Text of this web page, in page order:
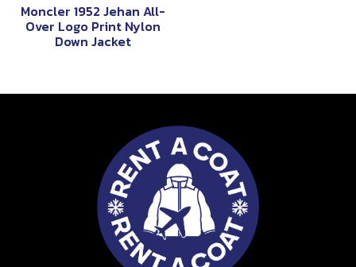
Moncler 1952 Jehan All-
Over Logo Print Nylon
Down Jacket